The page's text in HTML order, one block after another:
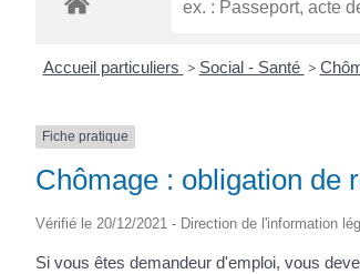
Accueil particuliers > Social - Santé >
Fiche pratique
Chômage : obligation de
Vérifié le 20/12/2021 - Direction de l'information
Si vous êtes demandeur d'emploi, vous